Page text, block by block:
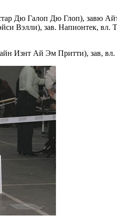
Дю Галоп Дю Глоп), завю
Вэлли), зав. Напионтек, вл.
Изнт Ай Эм Притти), зав,